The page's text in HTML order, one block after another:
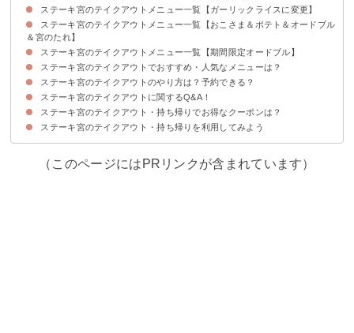
ステーキ宮のテイクアウトメニュー一覧【ガーリックライスに変更】
ステーキ宮のテイクアウトメニュー一覧【おこさま＆ポテト＆オードブル
＆宮のたれ】
ステーキ宮のテイクアウトメニュー一覧【期間限定オードブル】
ステーキ宮のテイクアウトでおすすめ・人気なメニューは？
3位：こんがりチキングリル（853円）
2位：宮ハンバーグ（1,069円）
1位：ひとくちてっぱんステーキ125g（1,399円）
ステーキ宮のテイクアウトのやり方は？予約できる？
ステーキ宮のテイクアウトに関するQ&A！
Q1、持ち帰りの営業時間は？何時から・何時まで？
Q2、対応している支払い方法は？
Q3、持ち帰りでライスは大盛りにできる？有料？
Q4、持ち帰りでも株主優待は使える？
ステーキ宮のテイクアウト・持ち帰りでお得なクーポンは？
ステーキ宮のテイクアウト・持ち帰りを利用してみよう
（このページにはPRリンクが含まれています）